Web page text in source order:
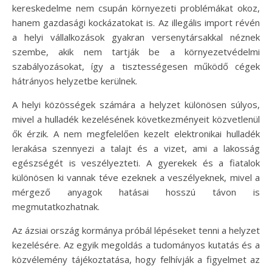
kereskedelme nem csupán környezeti problémákat okoz,
hanem gazdasági kockázatokat is. Az illegális import révén
a helyi vállalkozások gyakran versenytársakkal néznek
szembe, akik nem tartják be a környezetvédelmi
szabályozásokat, így a tisztességesen működő cégek
hátrányos helyzetbe kerülnek.
A helyi közösségek számára a helyzet különösen súlyos,
mivel a hulladék kezelésének következményeit közvetlenül
ők érzik. A nem megfelelően kezelt elektronikai hulladék
lerakása szennyezi a talajt és a vizet, ami a lakosság
egészségét is veszélyezteti. A gyerekek és a fiatalok
különösen ki vannak téve ezeknek a veszélyeknek, mivel a
mérgező anyagok hatásai hosszú távon is
megmutatkozhatnak.
Az ázsiai ország kormánya próbál lépéseket tenni a helyzet
kezelésére. Az egyik megoldás a tudományos kutatás és a
közvélemény tájékoztatása, hogy felhívják a figyelmet az